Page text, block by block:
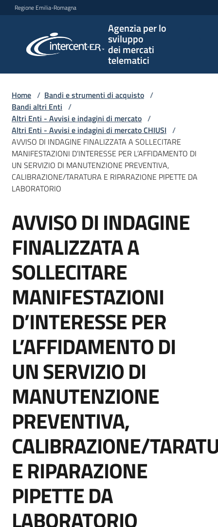
Vai al contenuto
Vai alla navigazione
Vai al footer
Regione Emilia-Romagna
Agenzia per lo
sviluppo
dei mercati
telematici
per lo
sviluppo
telematici
L'Agenzia
Bandi
e
di
acquisto
Supporto
Piattaforme
telematiche
English
site
Seguici
su
Home / Bandi e strumenti di acquisto /
Bandi altri Enti /
Altri Enti - Avvisi e indagini di mercato /
Altri Enti - Avvisi e indagini di mercato CHIUSI /
AVVISO DI INDAGINE FINALIZZATA A SOLLECITARE
MANIFESTAZIONI D’INTERESSE PER L’AFFIDAMENTO DI
UN SERVIZIO DI MANUTENZIONE PREVENTIVA,
CALIBRAZIONE/TARATURA E RIPARAZIONE PIPETTE DA
LABORATORIO
Salta al contenuto
AVVISO DI INDAGINE
FINALIZZATA A
SOLLECITARE
MANIFESTAZIONI
D’INTERESSE PER
L’AFFIDAMENTO DI
UN SERVIZIO DI
MANUTENZIONE
PREVENTIVA,
CALIBRAZIONE/
E RIPARAZIONE
PIPETTE DA
LABORATORIO